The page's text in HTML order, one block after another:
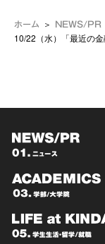
ホーム NEWS/PR
10/22（水）「最近の